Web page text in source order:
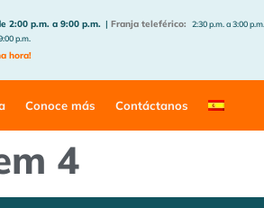
2:00 p.m. a 9:00 p.m. | Franja teleférico: 2:30 p.m. a 3:00 p.m.
p.m.
hora!
Conoce más Contáctanos
4